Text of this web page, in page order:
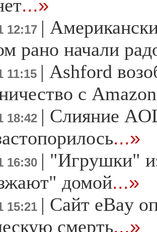
...»
12:17 |
рано начали
11:15 | Ashford
с Amazon
18:42 | Слияние
...»
16:30 | "Игрушки"
домой...»
15:21 | Сайт eBay
смерть...»